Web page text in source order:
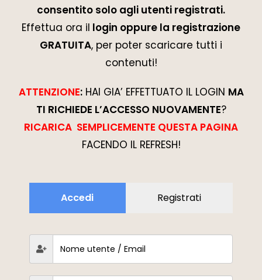
consentito solo agli utenti registrati.
Effettua ora il login oppure la registrazione
GRATUITA, per poter scaricare tutti i
contenuti!
ATTENZIONE:HAI GIA’ EFFETTUATO IL LOGIN MA
TI RICHIEDE L’ACCESSO NUOVAMENTE?
RICARICA SEMPLICEMENTE QUESTA PAGINA
FACENDO IL REFRESH!
Accedi Registrati